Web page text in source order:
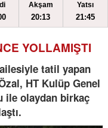
Akşam
20:13
Yatsı
21:45
YOLLAMIŞTI
tatil yapan
HT Kulüp Genel
ile olaydan birkaç